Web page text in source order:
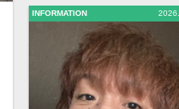
INFORMATION